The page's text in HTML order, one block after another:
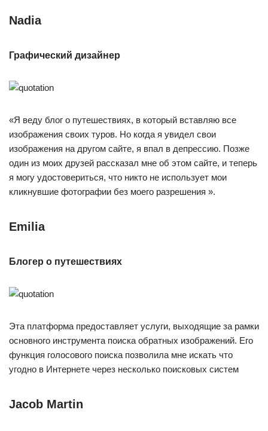
Nadia
Графический дизайнер
«Я веду блог о путешествиях, в который вставляю все
изображения своих туров. Но когда я увидел свои
изображения на другом сайте, я впал в депрессию. Позже
один из моих друзей рассказал мне об этом сайте, и теперь
я могу удостовериться, что никто не использует мои
кликнувшие фотографии без моего разрешения ».
Emilia
Блогер о путешествиях
Эта платформа предоставляет услуги, выходящие за рамки
основного инструмента поиска обратных изображений. Его
функция голосового поиска позволила мне искать что
угодно в Интернете через несколько поисковых систем
Jacob Martin